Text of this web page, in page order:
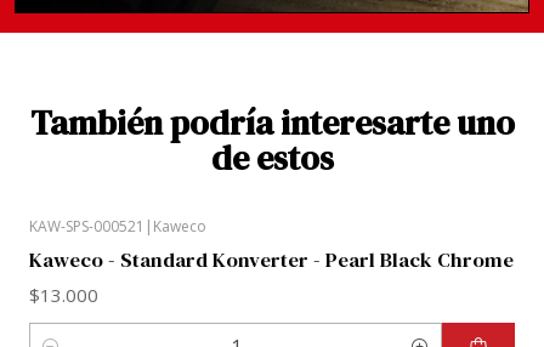
También podría interesarte uno
de estos
KAW-SPS-000521 | Kaweco
Kaweco - Standard Konverter - Pearl Black Chrome
$13.000